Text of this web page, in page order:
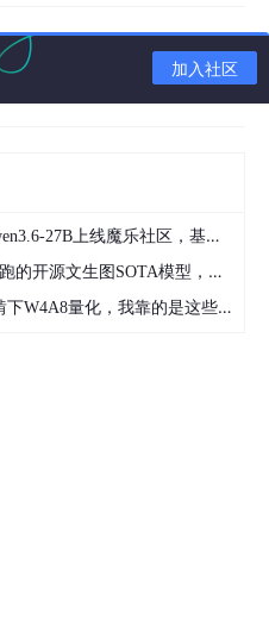
加入社区
魔乐社区，基于昇腾的部署教程来了
模型，顶级渲染、高密度文本绘图
量化，我靠的是这些经验